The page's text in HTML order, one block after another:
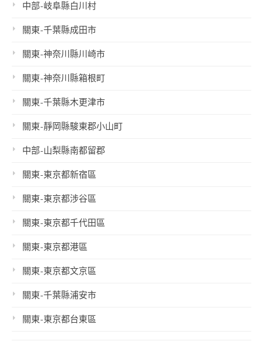
中部-岐阜縣白川村
關東-千葉縣成田市
關東-神奈川縣川崎市
關東-神奈川縣箱根町
關東-千葉縣木更津市
關東-靜岡縣駿東郡小山町
中部-山梨縣南都留郡
關東-東京都新宿區
關東-東京都涉谷區
關東-東京都千代田區
關東-東京都港區
關東-東京都文京區
關東-千葉縣浦安市
關東-東京都台東區